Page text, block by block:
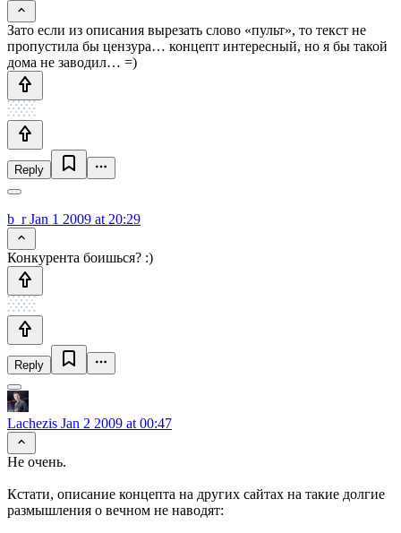
Зато если из описания вырезать слово «пульт», то текст не
пропустила бы цензура… концепт интересный, но я бы такой
дома не заводил… =)
Reply
b_rJan 1 2009 at 20:29
Конкурента боишься? :)
Reply
Lachezis Jan 2 2009 at 00:47
Не очень.
Кстати, описание концепта на других сайтах на такие долгие
размышления о вечном не наводят: